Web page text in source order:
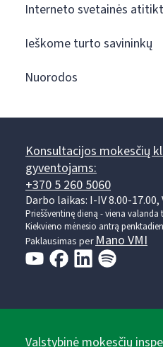
Interneto svetainės
Ieškome turto savininkų
Nuorodos
Konsultacijos mokesčių
gyventojams:
+370 5 260 5060
Darbo laikas: I-IV 8.00-17.00,
Prieššventinę dieną - viena valanda
Kiekvieno mėnesio antrą
Paklausimas perMano VMI
Valstybinė mokesčių